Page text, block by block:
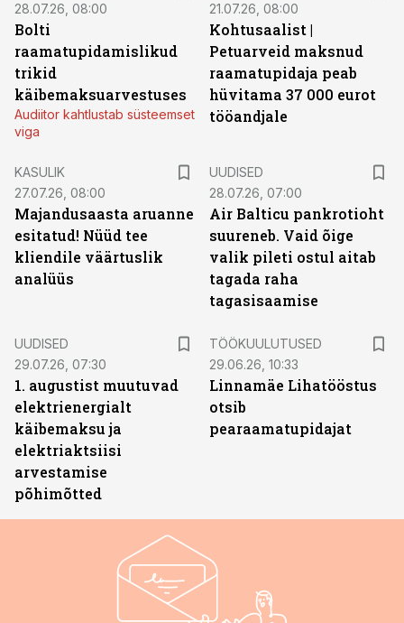
28.07.26, 08:00
Bolti
raamatupidamislikud
trikid
käibemaksuarvestuses
Audiitor kahtlustab süsteemset
viga
21.07.26, 08:00
Kohtusaalist |
Petuarveid maksnud
raamatupidaja peab
hüvitama 37 000 eurot
tööandjale
KASULIK
27.07.26, 08:00
Majandusaasta aruanne
esitatud! Nüüd tee
kliendile väärtuslik
analüüs
UUDISED
28.07.26, 07:00
Air Balticu pankrotioht
suureneb. Vaid õige
valik pileti ostul aitab
tagada raha
tagasisaamise
UUDISED
29.07.26, 07:30
1. augustist muutuvad
elektrienergialt
käibemaksu ja
elektriaktsiisi
arvestamise
põhimõtted
TÖÖKUULUTUSED
29.06.26, 10:33
Linnamäe Lihatööstus
otsib
pearaamatupidajat